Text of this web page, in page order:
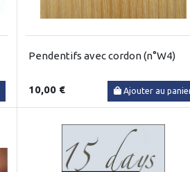
Pendentifs avec cordon (n°W4)
10,00 € Ajouter au